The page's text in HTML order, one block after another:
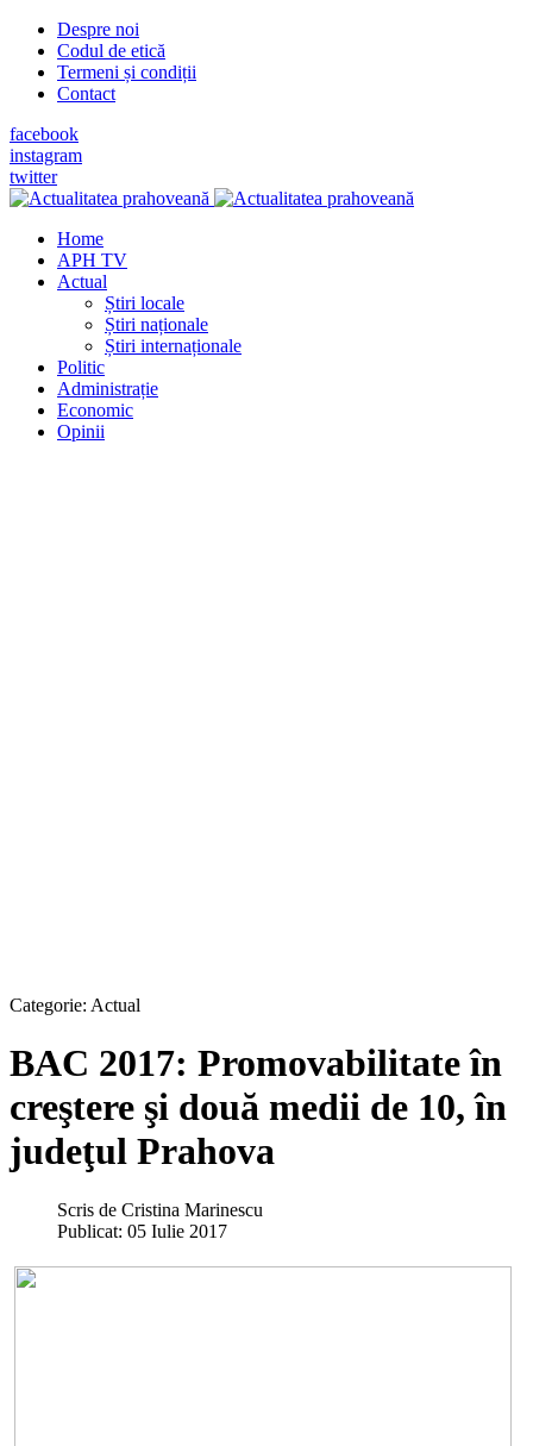
Despre noi
Codul de etică
Termeni și condiții
Contact
facebook
instagram
twitter
Home
APH TV
Actual
Știri locale
Știri naționale
Știri internaționale
Politic
Administrație
Economic
Opinii
Categorie: Actual
BAC 2017: Promovabilitate în
creştere şi două medii de 10, în
judeţul Prahova
Scris de Cristina Marinescu
Publicat: 05 Iulie 2017